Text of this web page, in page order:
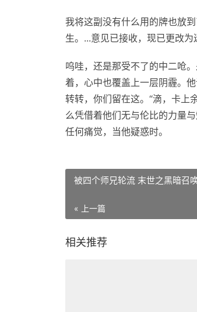
我将这副没有什么用的牌也放
生。...意见已接收，现已更改为
呜哇，还是那受不了的中二呛
着，心中也覆盖上一层阴霾。
转转，你们留在这。“滴，卡上
么凭借着他们无与伦比的力量
任何痛觉，当他疑惑时。
被四个师兄轮流 末世之黑暗召
« 上一篇
相关推荐